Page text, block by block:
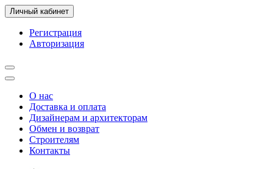
Личный кабинет
Регистрация
Авторизация
О нас
Доставка и оплата
Дизайнерам и архитекторам
Обмен и возврат
Строителям
Контакты